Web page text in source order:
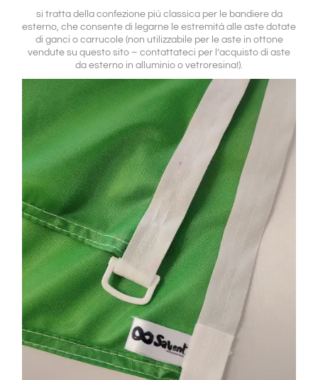
si tratta della confezione più classica per le bandiere da
esterno, che consente di legarne le estremità alle aste dotate
di ganci o carrucole (non utilizzabile per le aste in ottone
vendute su questo sito – contattateci per l’acquisto di aste
da esterno in alluminio o vetroresina!).